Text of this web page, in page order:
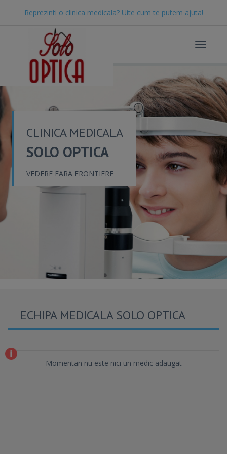
Reprezinti o clinica medicala? Uite cum te putem ajuta!
Toggle
CLINICA MEDICALA
SOLO OPTICA
VEDERE FARA FRONTIERE
ECHIPA MEDICALA SOLO OPTICA
Momentan nu este nici un medic adaugat